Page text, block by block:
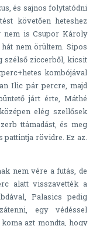
és sajnos folytatódni
követően heteshez
nem is Csupor Károly
nem örültem. Sipos
szélső ziccerből, kicsit
kombójával
Ilic pár percre, majd
járt érte, Máthé
elég szellősek
ttámadást, és meg
rövidre. Ez az.
nem vére a futás, de
alatt visszavették a
Palasics pedig
egy védéssel
azt mondta, hogy